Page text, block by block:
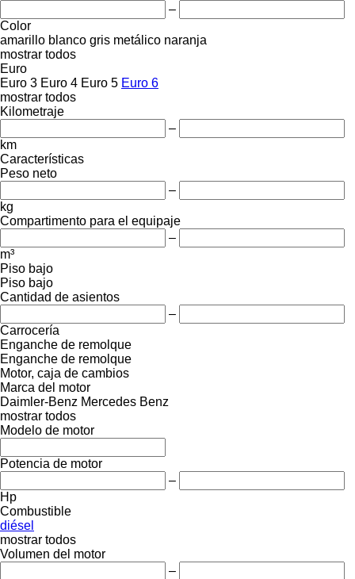
–
Color
amarillo blanco gris metálico naranja
mostrar todos
Euro
Euro 3 Euro 4 Euro 5 Euro 6
mostrar todos
Kilometraje
–
km
Características
Peso neto
–
kg
Compartimento para el equipaje
–
m³
Piso bajo
Piso bajo
Cantidad de asientos
–
Carrocería
Enganche de remolque
Enganche de remolque
Motor, caja de cambios
Marca del motor
Daimler-Benz Mercedes Benz
mostrar todos
Modelo de motor
Potencia de motor
–
Hp
Combustible
diésel
mostrar todos
Volumen del motor
–